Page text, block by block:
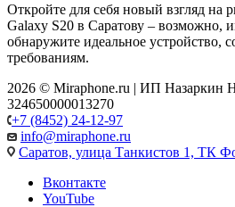
Откройте для себя новый взгляд на
Galaxy S20 в Саратову – возможно,
обнаружите идеальное устройство,
требованиям.
2026 © Miraphone.ru | ИП
324650000013270
+7 (8452) 24-12-97
info@miraphone.ru
Саратов, улица Танкистов 1, ТК
Вконтакте
YouTube